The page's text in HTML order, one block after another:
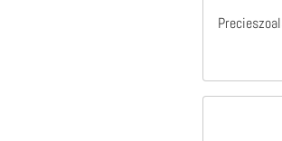
deze site werkt snel duidelijk
hele fijne samenwerking.100%
Cor Van Der Linden